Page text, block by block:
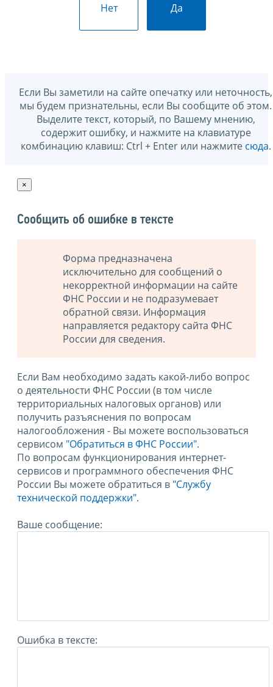
Нет Да
Если Вы заметили на сайте опечатку или неточность,
мы будем признательны, если Вы сообщите об этом.
Выделите текст, который, по Вашему мнению,
содержит ошибку, и нажмите на клавиатуре
комбинацию клавиш: Ctrl + Enter или нажмите сюда.
×
Сообщить об ошибке в тексте
Форма предназначена
исключительно для сообщений о
некорректной информации на сайте
ФНС России и не подразумевает
обратной связи. Информация
направляется редактору сайта ФНС
России для сведения.
Если Вам необходимо задать какой-либо вопрос
о деятельности ФНС России (в том числе
территориальных налоговых органов) или
получить разъяснения по вопросам
налогообложения - Вы можете воспользоваться
сервисом "Обратиться в ФНС России".
По вопросам функционирования интернет-
сервисов и программного обеспечения ФНС
России Вы можете обратиться в "Службу
технической поддержки".
Ваше сообщение:
Ошибка в тексте: